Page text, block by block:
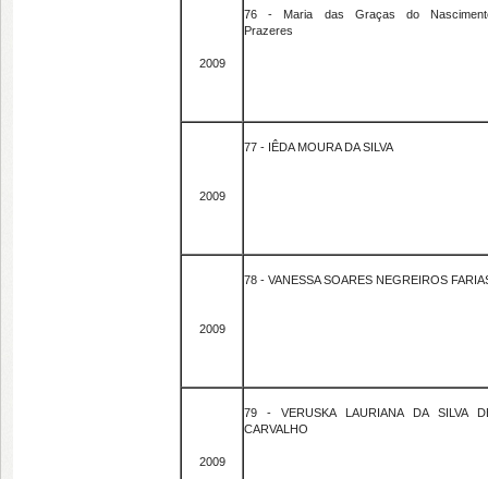
2009
76 - Maria das Graças do
Prazeres
2009
77 - IÊDA MOURA DA SILVA
2009
78 - VANESSA SOARES NEGREIROS
2009
79 - VERUSKA LAURIANA DA SILVA
CARVALHO